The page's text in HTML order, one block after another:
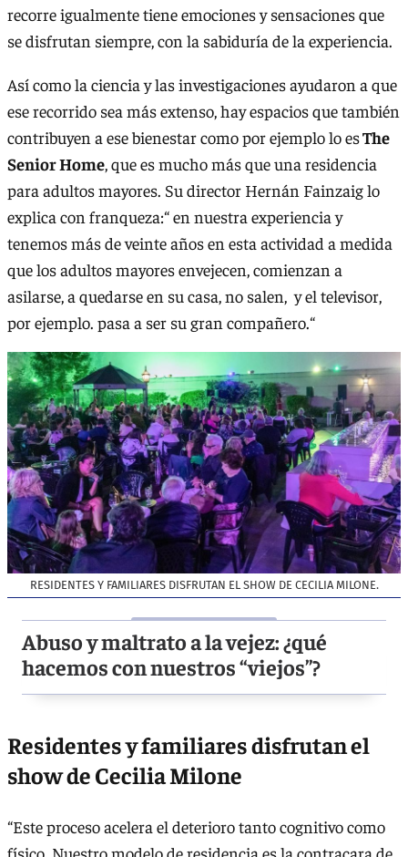
recorre igualmente tiene emociones y sensaciones que
se disfrutan siempre, con la sabiduría de la experiencia.
Así como la ciencia y las investigaciones ayudaron a que
ese recorrido sea más extenso, hay espacios que también
contribuyen a ese bienestar como por ejemplo lo esThe
Senior Home, que es mucho más que una residencia
para adultos mayores. Su director Hernán Fainzaig lo
explica con franqueza:“ en nuestra experiencia y
tenemos más de veinte años en esta actividad a medida
que los adultos mayores envejecen, comienzan a
asilarse, a quedarse en su casa, no salen, y el televisor,
por ejemplo. pasa a ser su gran compañero.“
RESIDENTES Y FAMILIARES DISFRUTAN EL SHOW DE CECILIA MILONE.
Abuso y maltrato a la vejez: ¿qué
hacemos con nuestros “viejos”?
Residentes y familiares disfrutan el
show de Cecilia Milone
“Este proceso acelera el deterioro tanto cognitivo como
físico. Nuestro modelo de residencia es la contracara de